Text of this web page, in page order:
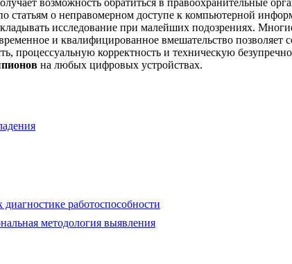
статьям о неправомерном доступе к компьютерной
исследование при малейших подозрениях.
и квалифицированное вмешательство позволяет
процессуальную корректность и техническую
на любых цифровых устройствах.
работоспособности
методология выявления